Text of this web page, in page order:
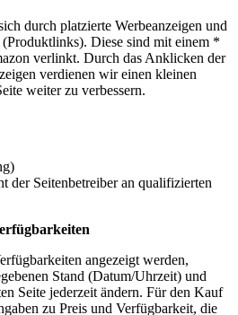
durch platzierte Werbeanzeigen und
Diese sind mit einem *
verlinkt. Durch das Anklicken der
verdienen wir einen kleinen
weiter zu verbessern.
der Seitenbetreiber an qualifizierten
angezeigt werden,
Stand (Datum/Uhrzeit) und
Seite jederzeit ändern. Für den Kauf
zu Preis und Verfügbarkeit, die